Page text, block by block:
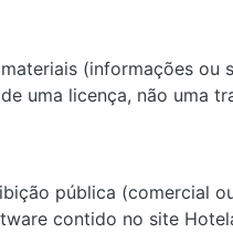
(informações ou
uma licença, não uma
pública (comercial
contido no site